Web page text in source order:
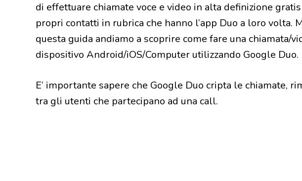
di effettuare chiamate voce e video in alta definizione
propri contatti in rubrica che hanno l’app Duo a loro volta.
questa guida andiamo a scoprire come fare una chiamata/
dispositivo Android/iOS/Computer utilizzando Google Duo.
E’ importante sapere che Google Duo cripta le chiamate,
tra gli utenti che partecipano ad una call.